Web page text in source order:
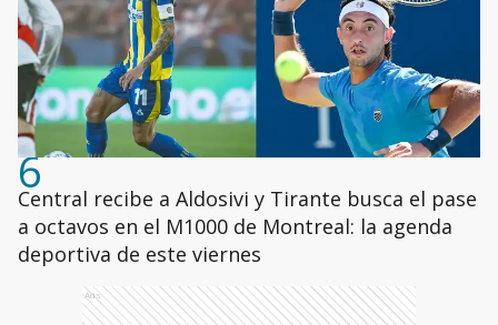
6
Central recibe a Aldosivi y Tirante busca el pase
a octavos en el M1000 de Montreal: la agenda
deportiva de este viernes
Ads